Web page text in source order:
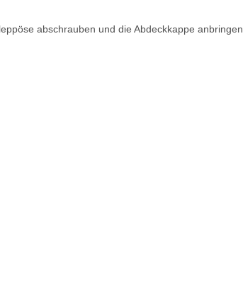
abschrauben und die Abdeckkappe anbringen.